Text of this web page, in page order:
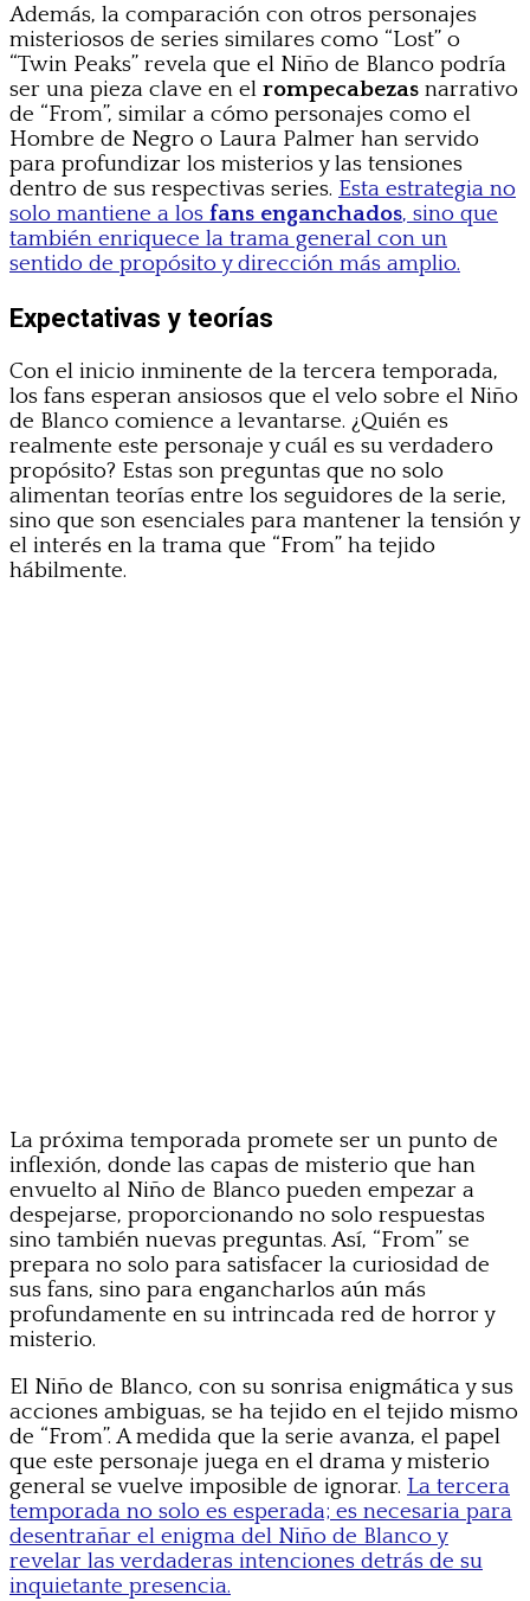
Además, la comparación con otros personajes
misteriosos de series similares como “Lost” o
“Twin Peaks” revela que el Niño de Blanco podría
ser una pieza clave en el rompecabezas narrativo
de “From”, similar a cómo personajes como el
Hombre de Negro o Laura Palmer han servido
para profundizar los misterios y las tensiones
dentro de sus respectivas series. Esta estrategia no
solo mantiene a los fans enganchados, sino que
también enriquece la trama general con un
sentido de propósito y dirección más amplio.
Expectativas y teorías
Con el inicio inminente de la tercera temporada,
los fans esperan ansiosos que el velo sobre el Niño
de Blanco comience a levantarse. ¿Quién es
realmente este personaje y cuál es su verdadero
propósito? Estas son preguntas que no solo
alimentan teorías entre los seguidores de la serie,
sino que son esenciales para mantener la tensión y
el interés en la trama que “From” ha tejido
hábilmente.
La próxima temporada promete ser un punto de
inflexión, donde las capas de misterio que han
envuelto al Niño de Blanco pueden empezar a
despejarse, proporcionando no solo respuestas
sino también nuevas preguntas. Así, “From” se
prepara no solo para satisfacer la curiosidad de
sus fans, sino para engancharlos aún más
profundamente en su intrincada red de horror y
misterio.
El Niño de Blanco, con su sonrisa enigmática y sus
acciones ambiguas, se ha tejido en el tejido mismo
de “From”. A medida que la serie avanza, el papel
que este personaje juega en el drama y misterio
general se vuelve imposible de ignorar. La tercera
temporada no solo es esperada; es necesaria para
desentrañar el enigma del Niño de Blanco y
revelar las verdaderas intenciones detrás de su
inquietante presencia.